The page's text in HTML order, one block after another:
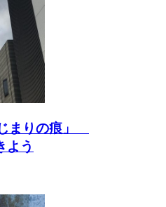
まりの痕」
よう